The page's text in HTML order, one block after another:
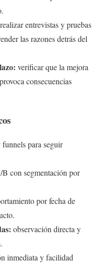
realizar entrevistas y pruebas
las razones detrás del
verificar que la mejora
consecuencias
funnels para seguir
con segmentación por
por fecha de
observación directa y
inmediata y facilidad